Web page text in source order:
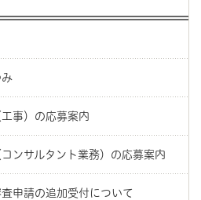
み
事）の応募案内
ンサルタント業務）の応募案内
申請の追加受付について